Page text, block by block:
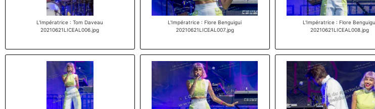
L'Impératrice : Tom Daveau
20210621LICEAL006.jpg
L'Impératrice : Flore Benguigui
20210621LICEAL007.jpg
L'Impératrice : Flore
20210621LICEAL008.jpg